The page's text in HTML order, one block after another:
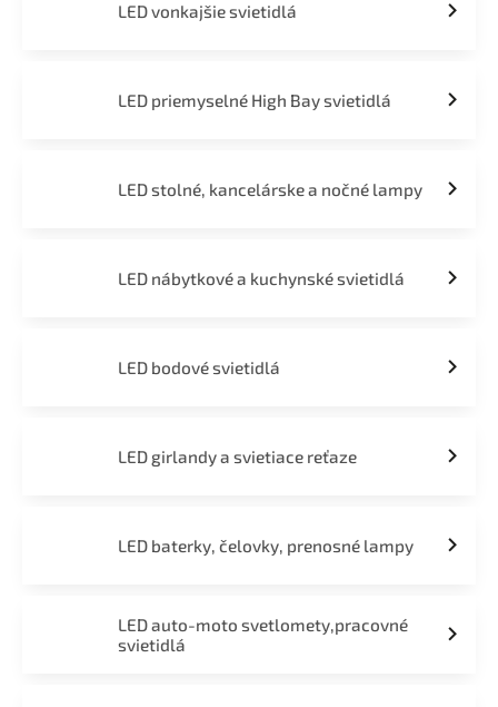
LED vonkajšie svietidlá
LED priemyselné High Bay svietidlá
LED stolné, kancelárske a nočné lampy
LED nábytkové a kuchynské svietidlá
LED bodové svietidlá
LED girlandy a svietiace reťaze
LED baterky, čelovky, prenosné lampy
LED auto-moto svetlomety,pracovné
svietidlá